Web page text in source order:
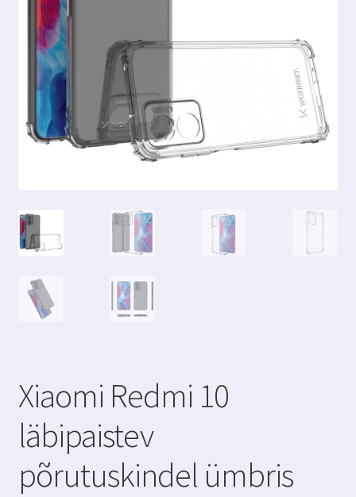
Xiaomi Redmi 10
läbipaistev
põrutuskindel ümbris